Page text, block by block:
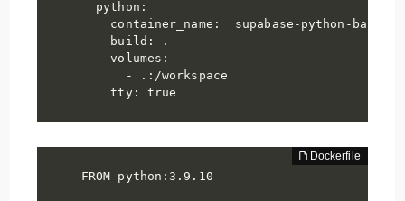
  python:
    container_name:  supabase-python-backup
    build: .
    volumes:
      - .:/workspace
    tty: true
FROM python:3.9.10